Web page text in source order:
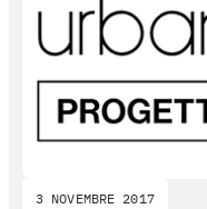
3 NOVEMBRE 2017